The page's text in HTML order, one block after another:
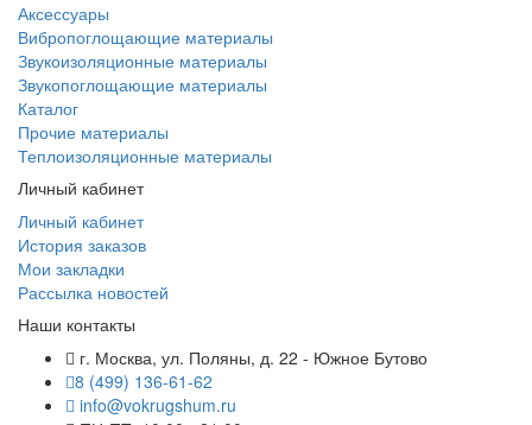
Аксессуары
Вибропоглощающие материалы
Звукоизоляционные материалы
Звукопоглощающие материалы
Каталог
Прочие материалы
Теплоизоляционные материалы
Личный кабинет
Личный кабинет
История заказов
Мои закладки
Рассылка новостей
Наши контакты
г. Москва, ул. Поляны, д. 22 - Южное Бутово
8 (499) 136-61-62
info@vokrugshum.ru